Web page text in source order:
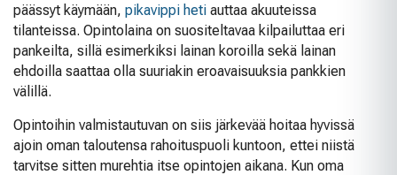
päässyt käymään, pikavippi heti auttaa akuuteissa
tilanteissa. Opintolaina on suositeltavaa kilpailuttaa eri
pankeilta, sillä esimerkiksi lainan koroilla sekä lainan
ehdoilla saattaa olla suuriakin eroavaisuuksia pankkien
välillä.
Opintoihin valmistautuvan on siis järkevää hoitaa hyvissä
ajoin oman taloutensa rahoituspuoli kuntoon, ettei niistä
tarvitse sitten murehtia itse opintojen aikana. Kun oma